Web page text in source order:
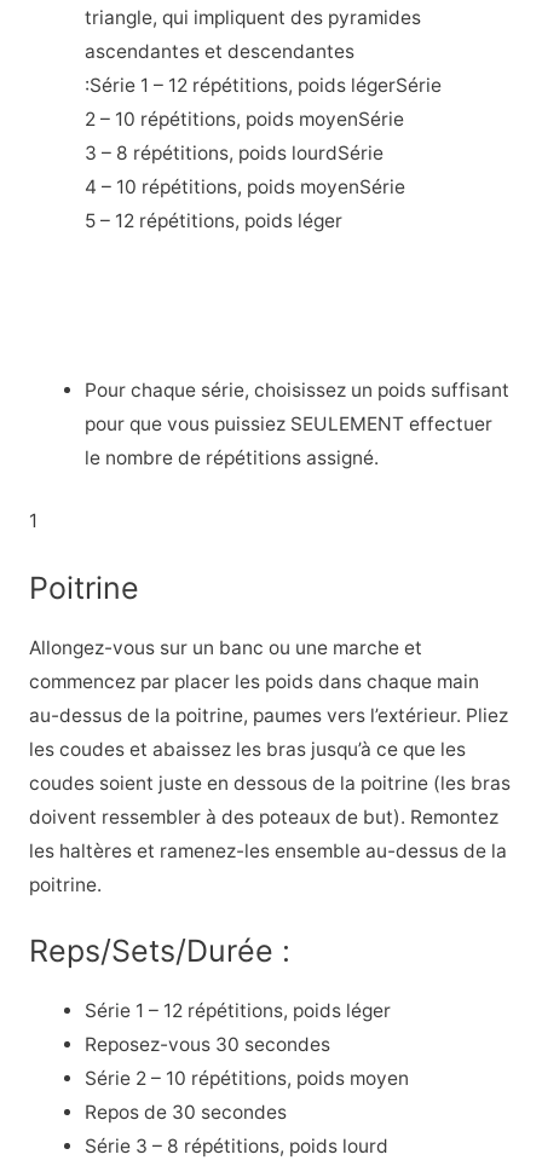
triangle, qui impliquent des pyramides
ascendantes et descendantes
:Série 1 – 12 répétitions, poids légerSérie
2 – 10 répétitions, poids moyenSérie
3 – 8 répétitions, poids lourdSérie
4 – 10 répétitions, poids moyenSérie
5 – 12 répétitions, poids léger
Pour chaque série, choisissez un poids suffisant
pour que vous puissiez SEULEMENT effectuer
le nombre de répétitions assigné.
1
Poitrine
Allongez-vous sur un banc ou une marche et
commencez par placer les poids dans chaque main
au-dessus de la poitrine, paumes vers l’extérieur. Pliez
les coudes et abaissez les bras jusqu’à ce que les
coudes soient juste en dessous de la poitrine (les bras
doivent ressembler à des poteaux de but). Remontez
les haltères et ramenez-les ensemble au-dessus de la
poitrine.
Reps/Sets/Durée :
Série 1 – 12 répétitions, poids léger
Reposez-vous 30 secondes
Série 2 – 10 répétitions, poids moyen
Repos de 30 secondes
Série 3 – 8 répétitions, poids lourd